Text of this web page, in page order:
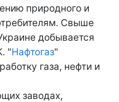
природного и
Свыше
добывается
"Нафтогаз"
газа, нефти и
заводах,